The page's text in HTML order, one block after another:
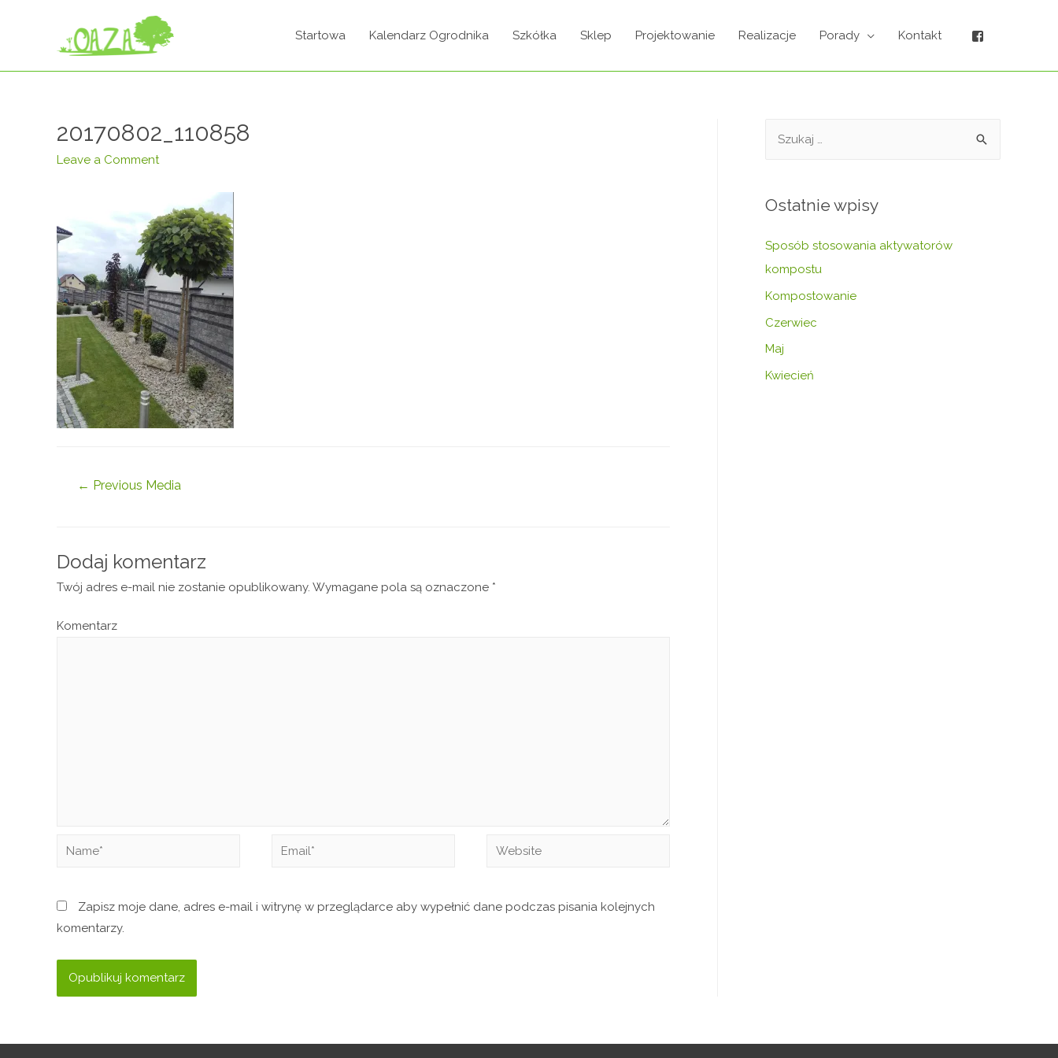
Startowa Kalendarz Ogrodnika Szkółka Sklep Projektowanie Realizacje Porady Kontakt
20170802_110858
Leave a Comment
← Previous Media
Dodaj komentarz
Twój adres e-mail nie zostanie opublikowany. Wymagane pola są oznaczone *
Komentarz
Zapisz moje dane, adres e-mail i witrynę w przeglądarce aby wypełnić dane podczas pisania kolejnych
komentarzy.
Ostatnie wpisy
Sposób stosowania aktywatorów
kompostu
Kompostowanie
Czerwiec
Maj
Kwiecień